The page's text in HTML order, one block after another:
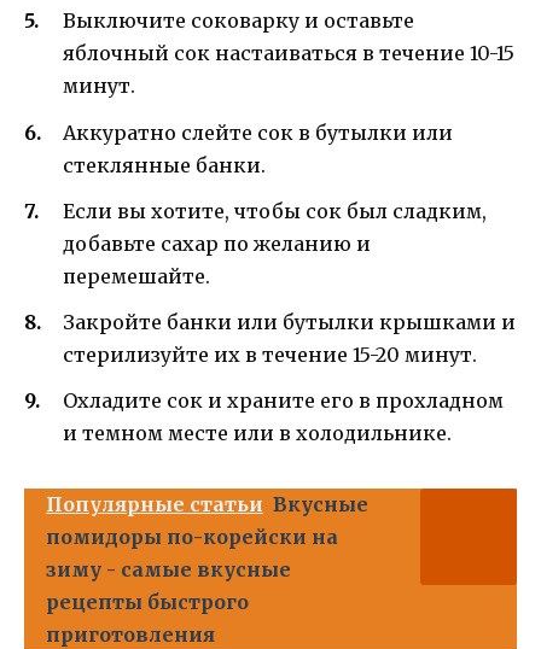
Выключите соковарку и оставьте
яблочный сок настаиваться в течение 10-15
минут.
Аккуратно слейте сок в бутылки или
стеклянные банки.
Если вы хотите, чтобы сок был сладким,
добавьте сахар по желанию и
перемешайте.
Закройте банки или бутылки крышками и
стерилизуйте их в течение 15-20 минут.
Охладите сок и храните его в прохладном
и темном месте или в холодильнике.
Популярные статьи Вкусные
помидоры по-корейски на
зиму - самые вкусные
рецепты быстрого
приготовления